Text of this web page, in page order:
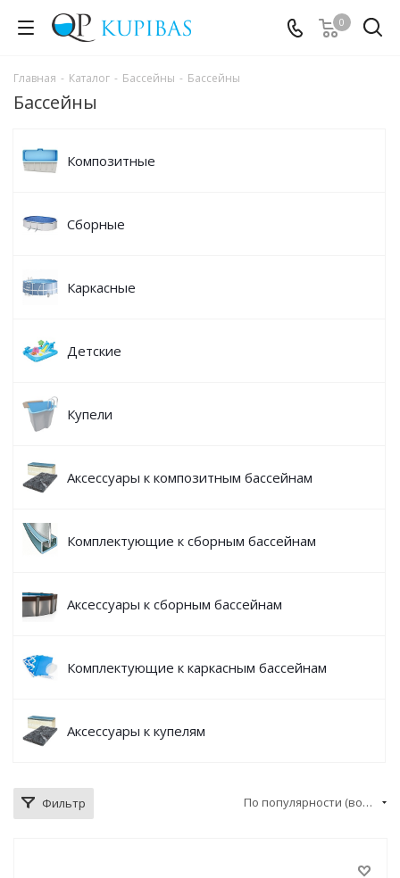
0
Главная - Каталог - Бассейны - Бассейны
Бассейны
Композитные
Сборные
Каркасные
Детские
Купели
Аксессуары к композитным бассейнам
Комплектующие к сборным бассейнам
Аксессуары к сборным бассейнам
Комплектующие к каркасным бассейнам
Аксессуары к купелям
Фильтр По популярности (возрастание)